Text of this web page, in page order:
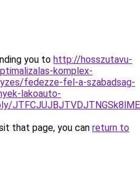
you to http://hosszutavu-
komplex-
fedezze-fel-a-szabadsag-
lakoauto-
that page, you can return to